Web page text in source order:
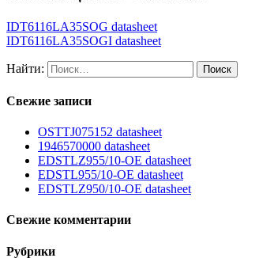
IDT6116LA35SOG datasheet
IDT6116LA35SOGI datasheet
Найти:
Свежие записи
OSTTJ075152 datasheet
1946570000 datasheet
EDSTLZ955/10-OE datasheet
EDSTL955/10-OE datasheet
EDSTLZ950/10-OE datasheet
Свежие комментарии
Рубрики